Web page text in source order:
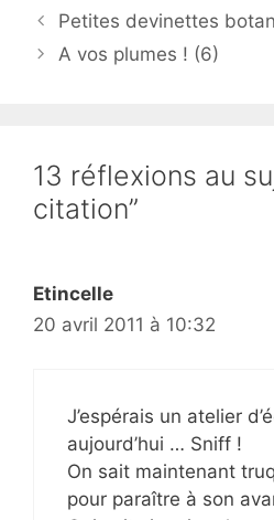
Petites devinettes
A vos plumes ! (6)
13 réflexions au
citation”
Etincelle
20 avril 2011 à 10:32
J’espérais un atelier
aujourd’hui … Sniff !
On sait maintenant
pour paraître à son